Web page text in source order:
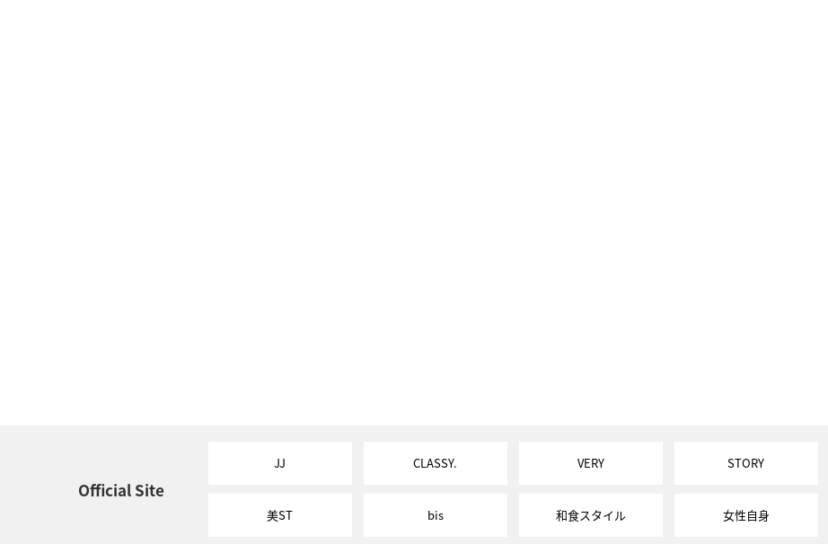
Official Site
JJ CLASSY. VERY STORY
美ST bis 和食スタイル 女性自身